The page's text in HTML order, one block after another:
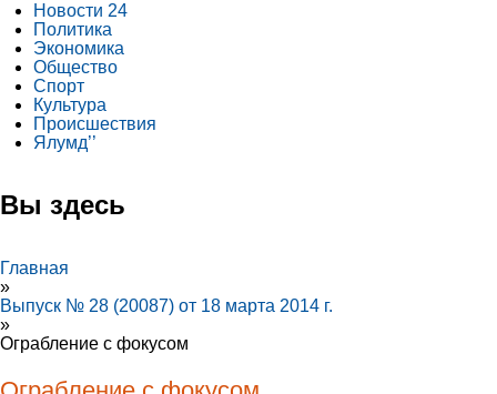
Новости 24
Политика
Экономика
Общество
Спорт
Культура
Происшествия
Ялумд’’
Вы здесь
Главная
»
Выпуск № 28 (20087) от 18 марта 2014 г.
»
Ограбление с фокусом